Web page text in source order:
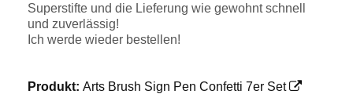
Superstifte und die Lieferung wie gewohnt schnell
und zuverlässig!
Ich werde wieder bestellen!
Produkt: Arts Brush Sign Pen Confetti 7er Set